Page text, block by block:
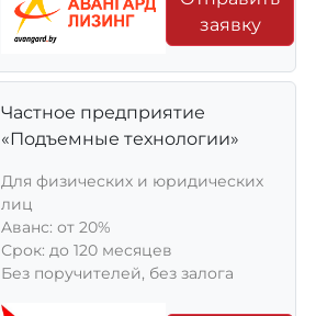
заявку
Частное предприятие
«Подъемные технологии»
Для физических и юридических
лиц
Aванс: от 20%
Срок: до 120 месяцев
Без поручителей, без залога